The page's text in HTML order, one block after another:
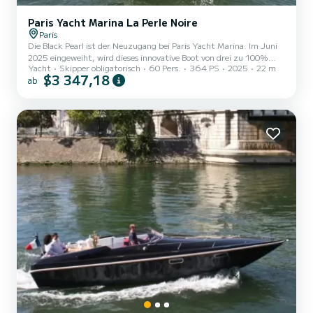
Paris Yacht Marina La Perle Noire
Paris
Die Black Pearl ist der Neuzugang bei Paris Yacht Marina. Im Juni
2025 eingeweiht, wird dieses innovative Boot von drei zu 100%
elektrischen Motoren angetrieben und in Zusammenarbeit mit
französischen Unternehmen entwickelt. Es ist auch mit
ein einzigartiges Erlebnis für private Empfänge. Mit Platz für bis
zu 60 Personen bei einem Cocktail oder 30 Gästen bei einem
sitzenden...
Yacht Skipper obligatorisch 60 Pers. 364 PS 2025 22 m
ab $3 347,18